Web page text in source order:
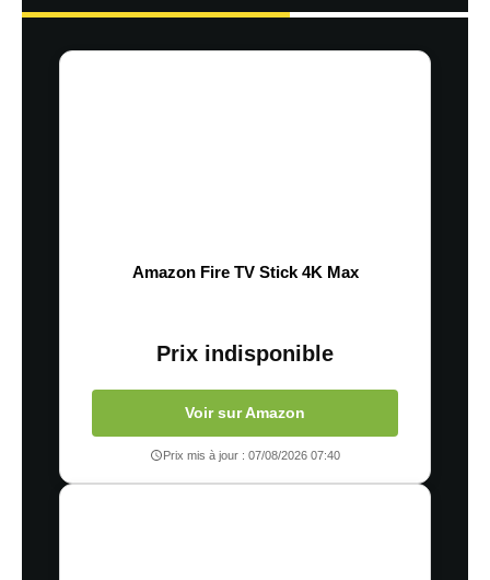
Amazon Fire TV Stick 4K Max
Prix indisponible
Voir sur Amazon
Prix mis à jour : 07/08/2026 07:40